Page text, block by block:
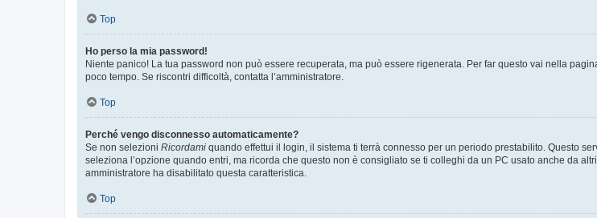
Top
Ho perso la mia password!
Niente panico! La tua password non può essere recuperata, ma può essere rigenerata. Per far questo vai nella
poco tempo. Se riscontri difficoltà, contatta l’amministratore.
Top
Perché vengo disconnesso automaticamente?
Se non selezioni Ricordami quando effettui il login, il sistema ti terrà connesso per un periodo prestabilito. Questo
seleziona l’opzione quando entri, ma ricorda che questo non è consigliato se ti colleghi da un PC usato anche da
amministratore ha disabilitato questa caratteristica.
Top